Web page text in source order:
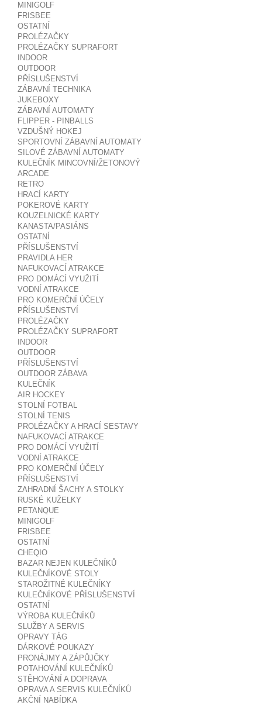
MINIGOLF
FRISBEE
OSTATNÍ
PROLÉZAČKY
PROLÉZAČKY SUPRAFORT
INDOOR
OUTDOOR
PŘÍSLUŠENSTVÍ
ZÁBAVNÍ TECHNIKA
JUKEBOXY
ZÁBAVNÍ AUTOMATY
FLIPPER - PINBALLS
VZDUŠNÝ HOKEJ
SPORTOVNÍ ZÁBAVNÍ AUTOMATY
SILOVÉ ZÁBAVNÍ AUTOMATY
KULEČNÍK MINCOVNÍ/ŽETONOVÝ
ARCADE
RETRO
HRACÍ KARTY
POKEROVÉ KARTY
KOUZELNICKÉ KARTY
KANASTA/PASIÁNS
OSTATNÍ
PŘÍSLUŠENSTVÍ
PRAVIDLA HER
NAFUKOVACÍ ATRAKCE
PRO DOMÁCÍ VYUŽITÍ
VODNÍ ATRAKCE
PRO KOMERČNÍ ÚČELY
PŘÍSLUŠENSTVÍ
PROLÉZAČKY
PROLÉZAČKY SUPRAFORT
INDOOR
OUTDOOR
PŘÍSLUŠENSTVÍ
OUTDOOR ZÁBAVA
KULEČNÍK
AIR HOCKEY
STOLNÍ FOTBAL
STOLNÍ TENIS
PROLÉZAČKY A HRACÍ SESTAVY
NAFUKOVACÍ ATRAKCE
PRO DOMÁCÍ VYUŽITÍ
VODNÍ ATRAKCE
PRO KOMERČNÍ ÚČELY
PŘÍSLUŠENSTVÍ
ZAHRADNÍ ŠACHY A STOLKY
RUSKÉ KUŽELKY
PETANQUE
MINIGOLF
FRISBEE
OSTATNÍ
CHEQIO
BAZAR NEJEN KULEČNÍKŮ
KULEČNÍKOVÉ STOLY
STAROŽITNÉ KULEČNÍKY
KULEČNÍKOVÉ PŘÍSLUŠENSTVÍ
OSTATNÍ
VÝROBA KULEČNÍKŮ
SLUŽBY A SERVIS
OPRAVY TÁG
DÁRKOVÉ POUKAZY
PRONÁJMY A ZÁPŮJČKY
POTAHOVÁNÍ KULEČNÍKŮ
STĚHOVÁNÍ A DOPRAVA
OPRAVA A SERVIS KULEČNÍKŮ
AKČNÍ NABÍDKA